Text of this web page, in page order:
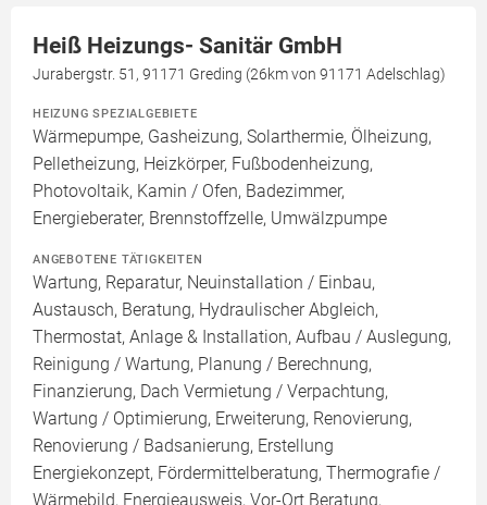
Heiß Heizungs- Sanitär GmbH
Jurabergstr. 51, 91171 Greding (26km von 91171 Adelschlag)
HEIZUNG SPEZIALGEBIETE
Wärmepumpe, Gasheizung, Solarthermie, Ölheizung,
Pelletheizung, Heizkörper, Fußbodenheizung,
Photovoltaik, Kamin / Ofen, Badezimmer,
Energieberater, Brennstoffzelle, Umwälzpumpe
ANGEBOTENE TÄTIGKEITEN
Wartung, Reparatur, Neuinstallation / Einbau,
Austausch, Beratung, Hydraulischer Abgleich,
Thermostat, Anlage & Installation, Aufbau / Auslegung,
Reinigung / Wartung, Planung / Berechnung,
Finanzierung, Dach Vermietung / Verpachtung,
Wartung / Optimierung, Erweiterung, Renovierung,
Renovierung / Badsanierung, Erstellung
Energiekonzept, Fördermittelberatung, Thermografie /
Wärmebild, Energieausweis, Vor-Ort Beratung,